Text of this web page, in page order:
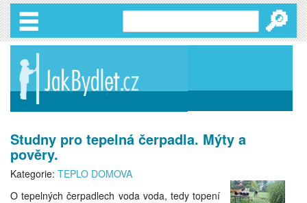
🔎
Studny pro tepelná čerpadla. Mýty a
pověry.
Kategorie: TEPLO DOMOVA
O tepelných čerpadlech voda voda, tedy topení